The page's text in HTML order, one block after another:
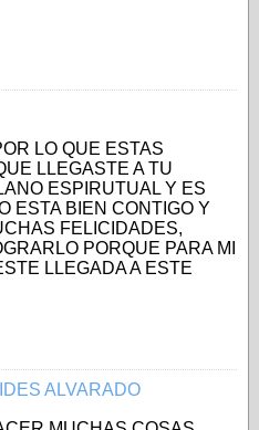
LO QUE ESTAS
LLEGASTE A TU
ESPIRUTUAL Y ES
ESTA BIEN CONTIGO Y
FELICIDADES,
PORQUE PARA MI
LLEGADA A ESTE
ALVARADO